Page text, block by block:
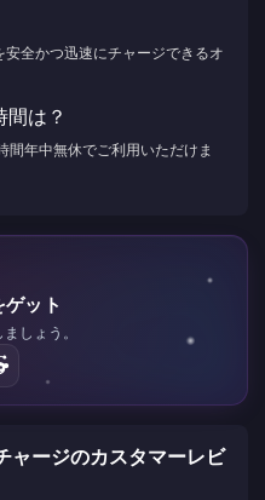
全かつ迅速にチャージできるオ
は？
年中無休でご利用いただけま
ット
しょう。
ャージのカスタマーレビ